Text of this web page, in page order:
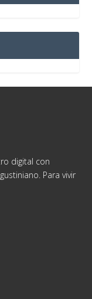
digital con
Para vivir